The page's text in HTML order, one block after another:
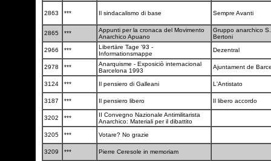
2863 *** Il sindacalismo di base Sempre Avanti
2865 ***
Appunti per la cronaca del Movimento
Anarchico Apuano
Gruppo anarchico
Bertoni
2966
***
Libertäre Tage '93 -
Informationsmappe
Dezentral
2978 ***
Anarquisme - Exposiciò internacional
Barcelona 1993
Ajuntament de
3124 *** Il pensiero di Galleani L'Antistato
3187 *** Il pensiero libero Il libero accordo
3202 ***
II Convegno Nazionale Antimilitarista
Anarchico: Materiali per il dibattito
3205
*** Votare? No grazie
3209 *** Pierre Ceresole in memoriam